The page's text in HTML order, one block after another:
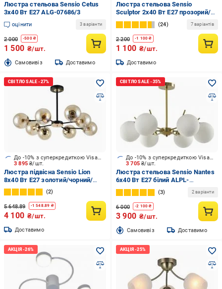
Люстра стельова Sensio Cetus
3x40 Вт E27 ALG-07686/3
оцінити 3 варіанти
2 000 -500₴
1 500 ₴/шт.
Cамовивіз Доставимо
Люстра стельова Sensio
Sculptor 2x40 Вт E27 прозорий/
золото ALG-07555/2-C
24 7 варіантів
2 200 -1 100 ₴
1 100 ₴/шт.
Доставимо
3 895₴/шт.
До -10% з суперкредиткою Visa Вигода
Люстра підвісна Sensio Lion
8x40 Вт E27 золотий/чорний/
бурштиновий LS-74636/8A-
E2740W
2
5 648.89 -1 548.89 ₴
4 100 ₴/шт.
Доставимо
3 705₴/шт.
До -10% з суперкредиткою Visa Вигода
Люстра стельова Sensio Nantes
6x40 Вт E27 білий ALPL-
PL321148-6
3 2 варіанти
6 000 -2 100 ₴
3 900 ₴/шт.
Cамовивіз Доставимо